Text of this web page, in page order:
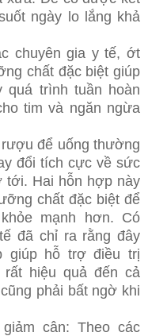
ngày lo lắng khả
chuyên gia y tế, ớt
chất đặc biệt giúp
quá trình tuần hoàn
tim và ngăn ngừa
để uống thường
đổi tích cực về sức
tới. Hai hỗn hợp này
chất đặc biệt để
mạnh hơn. Có
đã chỉ ra rằng đây
giúp hỗ trợ điều trị
hiệu quả đến cả
phải bất ngờ khi
cân: Theo các